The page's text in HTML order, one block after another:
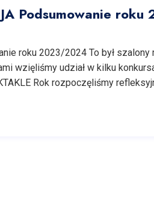
Podsumowanie
roku 2023/2024 To był szalony
wzięliśmy udział w kilku
Rok rozpoczęliśmy